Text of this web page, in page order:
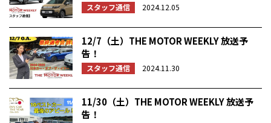
スタッフ通信 2024.12.05
12/7（土）THE MOTOR WEEKLY 放送予
告！
スタッフ通信 2024.11.30
11/30（土）THE MOTOR WEEKLY 放送予
告！